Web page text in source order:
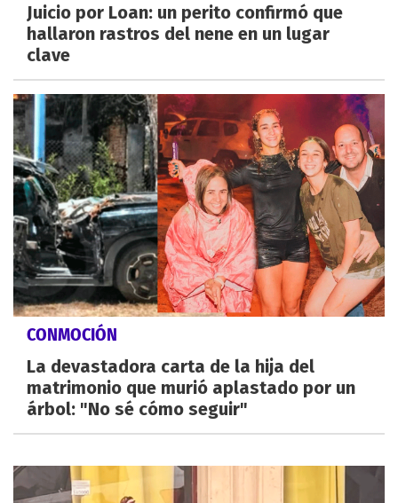
Juicio por Loan: un perito confirmó que
hallaron rastros del nene en un lugar
clave
CONMOCIÓN
La devastadora carta de la hija del
matrimonio que murió aplastado por un
árbol: "No sé cómo seguir"